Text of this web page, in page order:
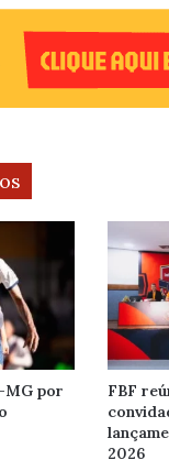
MG por
FBF
2026